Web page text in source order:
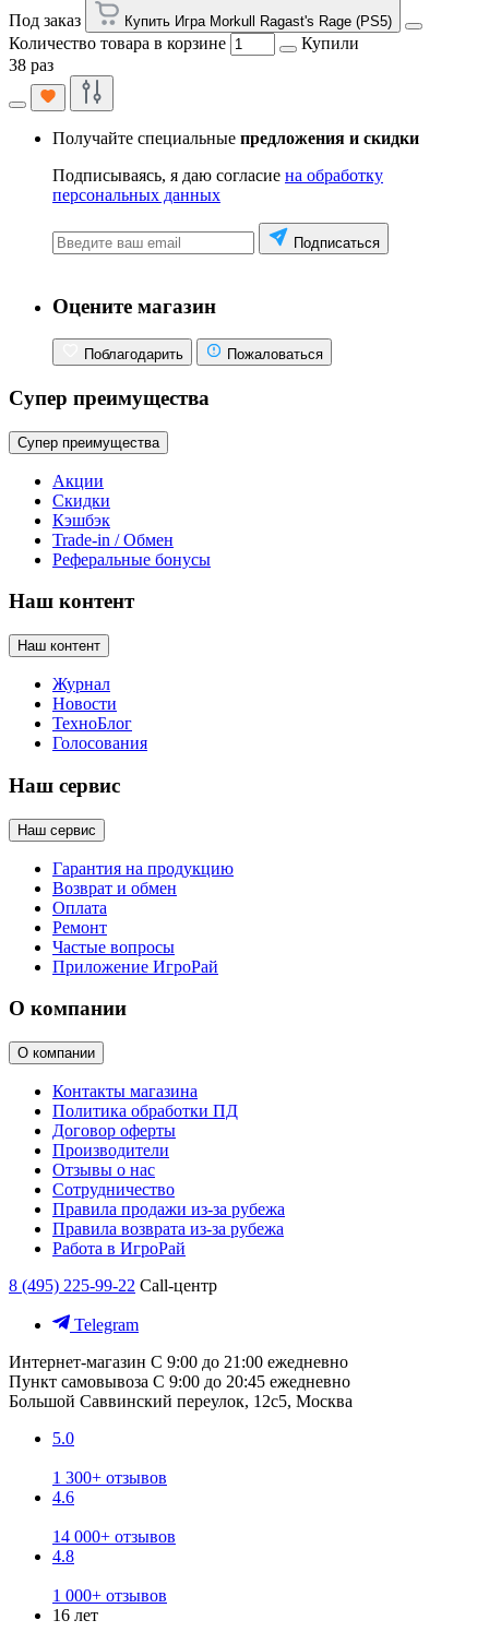
Под заказ Купить Игра Morkull Ragast's Rage (PS5)
Количество товара в корзине
Купили
38 раз
Получайте специальные предложения и скидки
Подписываясь, я даю согласие на обработку
персональных данных
Подписаться
Оцените магазин
Поблагодарить Пожаловаться
Супер преимущества
Супер преимущества
Акции
Скидки
Кэшбэк
Trade-in / Обмен
Реферальные бонусы
Наш контент
Наш контент
Журнал
Новости
ТехноБлог
Голосования
Наш сервис
Наш сервис
Гарантия на продукцию
Возврат и обмен
Оплата
Ремонт
Частые вопросы
Приложение ИгроРай
О компании
О компании
Контакты магазина
Политика обработки ПД
Договор оферты
Производители
Отзывы о нас
Сотрудничество
Правила продажи из-за рубежа
Правила возврата из-за рубежа
Работа в ИгроРай
8 (495) 225-99-22 Call-центр
Telegram
Интернет-магазин С 9:00 до 21:00 ежедневно
Пункт самовывоза С 9:00 до 20:45 ежедневно
Большой Саввинский переулок, 12с5, Москва
5.0
1 300+ отзывов
4.6
14 000+ отзывов
4.8
1 000+ отзывов
16 лет